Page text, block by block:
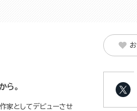
ら。
家としてデビューさせ